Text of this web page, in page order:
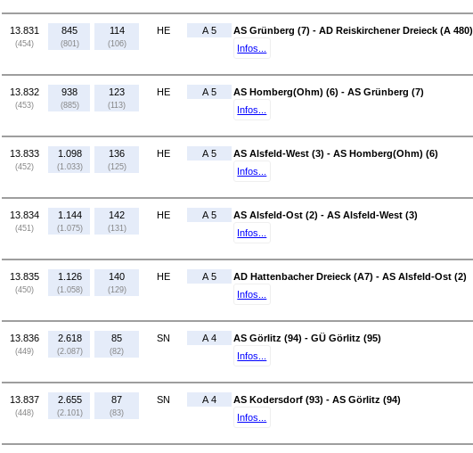
13.831
(454)
845
(801)
114
(106)
HE A 5
AS Grünberg (7) - AD Reiskirchener Dreieck (A 480)
Infos...
13.832
(453)
938
(885)
123
(113)
HE A 5
AS Homberg(Ohm) (6) - AS Grünberg (7)
Infos...
13.833
(452)
1.098
(1.033)
136
(125)
HE A 5
AS Alsfeld-West (3) - AS Homberg(Ohm) (6)
Infos...
13.834
(451)
1.144
(1.075)
142
(131)
HE A 5
AS Alsfeld-Ost (2) - AS Alsfeld-West (3)
Infos...
13.835
(450)
1.126
(1.058)
140
(129)
HE A 5
AD Hattenbacher Dreieck (A7) - AS Alsfeld-Ost (2)
Infos...
13.836
(449)
2.618
(2.087)
85
(82)
SN A 4
AS Görlitz (94) - GÜ Görlitz (95)
Infos...
13.837
(448)
2.655
(2.101)
87
(83)
SN A 4
AS Kodersdorf (93) - AS Görlitz (94)
Infos...